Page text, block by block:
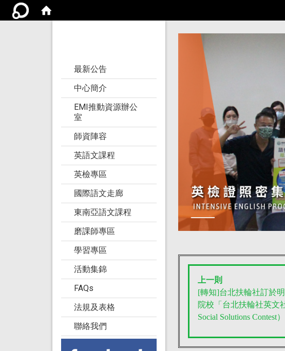
最新公告
中心簡介
EMI推動資源辦公
室
師資陣容
英語文課程
英檢專區
國際語文走廊
東南亞語文課程
磨課師專區
學習專區
活動集錦
FAQs
法規及表格
聯絡我們
上一則
[轉知]台北扶輪社訂於
院校「台北扶輪社英文
Social Solutions Contest）